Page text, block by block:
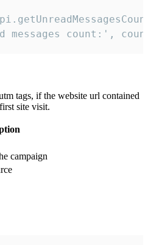
messages count:',
tags, if the website url contained
site visit.
campaign